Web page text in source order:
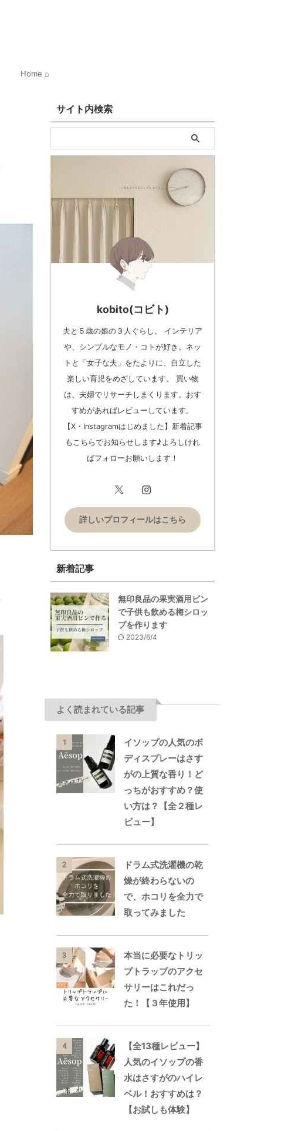
Home ⌂
サイト内検索
kobito(コビト)
夫と５歳の娘の３人ぐらし。 インテリア
や、シンプルなモノ・コトが好き。ネッ
トと「女子な夫」をたよりに、自立した
楽しい育児をめざしています。 買い物
は、夫婦でリサーチしまくります。おす
すめがあればレビューしています。
【X・Instagramはじめました】新着記事
もこちらでお知らせします♪よろしけれ
ばフォローお願いします！
詳しいプロフィールはこちら
新着記事
無印良品の果実酒用ビン
で子供も飲める梅シロッ
プを作ります
2023/6/4
よく読まれている記事
1
イソップの人気のボ
ディスプレーはさす
がの上質な香り！ど
っちがおすすめ？使
い方は？【全２種レ
ビュー】
2
ドラム式洗濯機の乾
燥が終わらないの
で、ホコリを全力で
取ってみました
3
本当に必要なトリッ
プトラップのアクセ
サリーはこれだっ
た！【３年使用】
4
【全13種レビュー】
人気のイソップの香
水はさすがのハイレ
ベル！おすすめは？
【お試しも体験】